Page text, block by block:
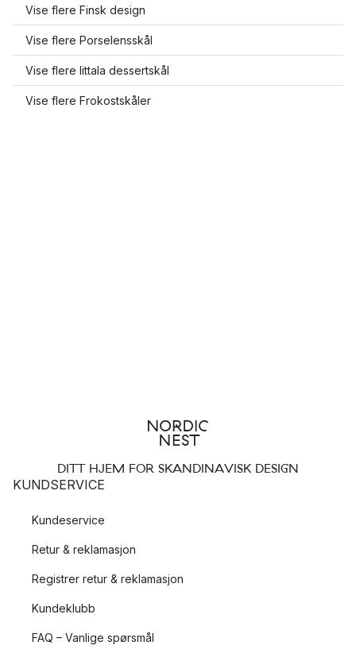
Vise flere Finsk design
Vise flere Porselensskål
Vise flere Iittala dessertskål
Vise flere Frokostskåler
DITT HJEM FOR SKANDINAVISK DESIGN
KUNDSERVICE
Kundeservice
Retur & reklamasjon
Registrer retur & reklamasjon
Kundeklubb
FAQ – Vanlige spørsmål